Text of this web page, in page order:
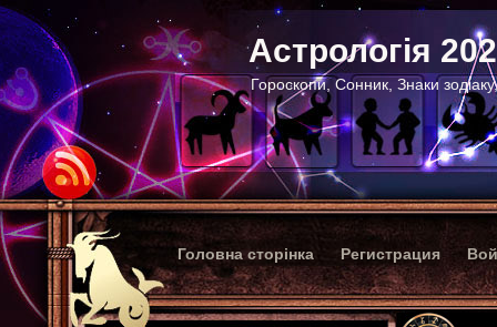
Астрологія
Гороскопи, Сонник, Знаки
Головна сторінка Регистрация